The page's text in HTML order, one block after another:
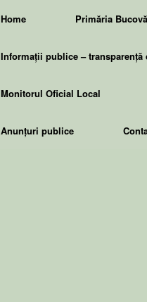
Home Primăria
Informații publice – transparență
Monitorul Oficial Local
Anunțuri publice